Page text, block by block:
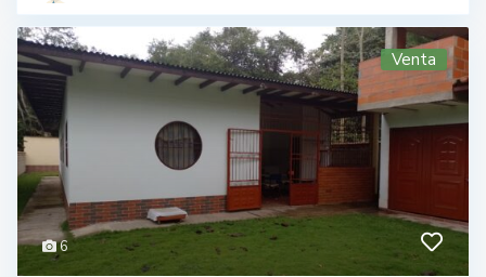
6
Venta